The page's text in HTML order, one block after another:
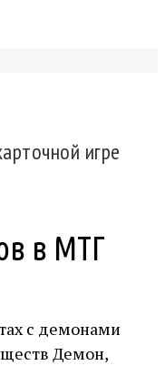
игре
в МТГ
с демонами
Демон,